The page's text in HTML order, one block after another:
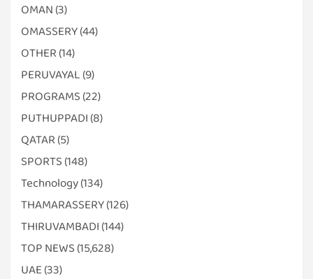
OMAN (3)
OMASSERY(44)
OTHER (14)
PERUVAYAL (9)
PROGRAMS (22)
PUTHUPPADI (8)
QATAR (5)
SPORTS (148)
Technology(134)
THAMARASSERY(126)
THIRUVAMBADI (144)
TOP NEWS (15,628)
UAE (33)